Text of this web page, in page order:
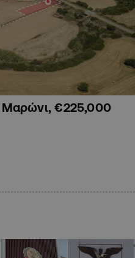
Μαρώνι, €225,000